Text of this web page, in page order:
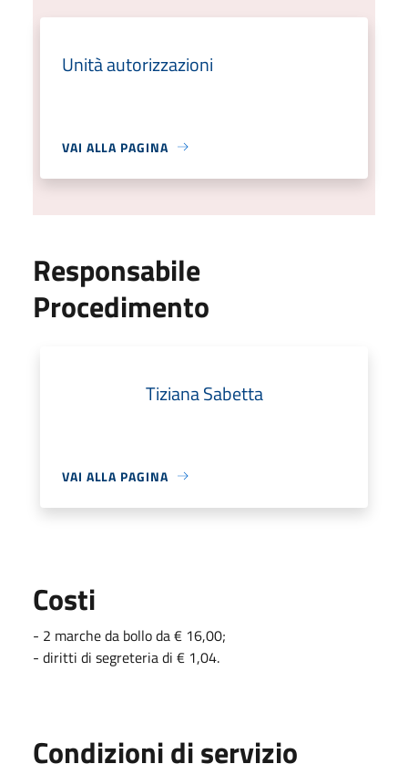
Unità autorizzazioni
VAI ALLA PAGINA
Responsabile
Procedimento
Tiziana Sabetta
VAI ALLA PAGINA
Costi
- 2 marche da bollo da € 16,00;
- diritti di segreteria di € 1,04.
Condizioni di servizio